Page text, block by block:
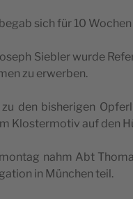
sich für 10
Sieb­ler wur­de
zu erwerben.
den bis­he­ri­gen
Klos­ter­mo­tiv auf den
nahm Abt
in Mün­chen teil.